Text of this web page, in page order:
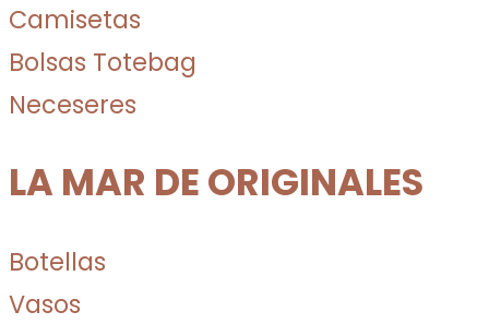
Camisetas
Bolsas Totebag
Neceseres
LA MAR DE ORIGINALES
Botellas
Vasos